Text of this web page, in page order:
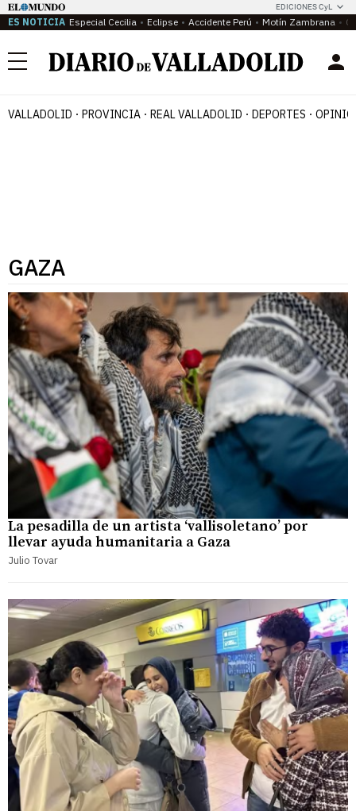
EDICIONES CyL
ES NOTICIA Especial Cecilia Eclipse Accidente Perú Motín Zambrana
Menú
VALLADOLID PROVINCIA REAL VALLADOLID DEPORTES
GAZA
La pesadilla de un artista ‘vallisoletano’ por
llevar ayuda humanitaria a Gaza
Julio Tovar